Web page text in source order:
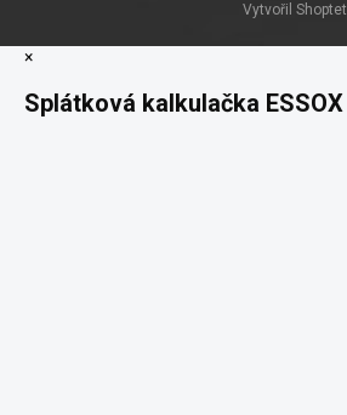
Vytvořil Shoptet
×
Splátková kalkulačka ESSOX